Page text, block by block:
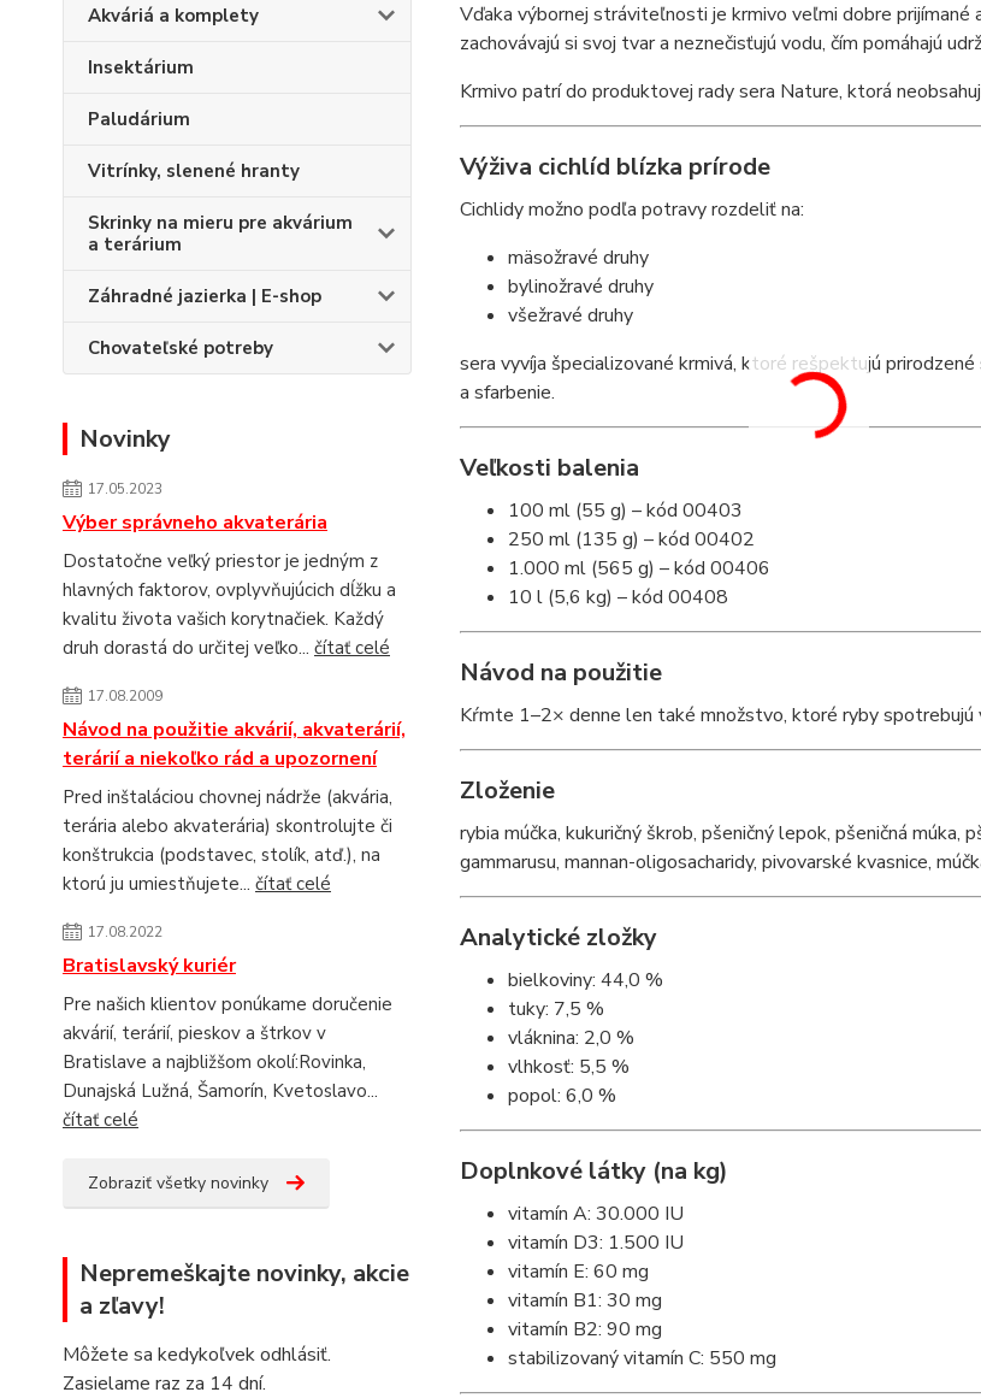
Akváriá a komplety
Insektárium
Paludárium
Vitrínky, slenené hranty
Skrinky na mieru pre akvárium
a terárium
Záhradné jazierka | E-shop
Chovateľské potreby
Novinky
17.05.2023
Výber správneho akvaterária
Dostatočne veľký priestor je jedným z
hlavných faktorov, ovplyvňujúcich dĺžku a
kvalitu života vašich korytnačiek. Každý
druh dorastá do určitej veľko... čítať celé
17.08.2009
Návod na použitie akvárií, akvaterárií,
terárií a niekoľko rád a upozornení
Pred inštaláciou chovnej nádrže (akvária,
terária alebo akvaterária) skontrolujte či
konštrukcia (podstavec, stolík, atď.), na
ktorú ju umiestňujete... čítať celé
17.08.2022
Bratislavský kuriér
Pre našich klientov ponúkame doručenie
akvárií, terárií, pieskov a štrkov v
Bratislave a najbližšom okolí:Rovinka,
Dunajská Lužná, Šamorín, Kvetoslavo...
čítať celé
Zobraziť všetky novinky
Nepremeškajte novinky, akcie
a zľavy!
Môžete sa kedykoľvek odhlásiť.
Zasielame raz za 14 dní.
Vďaka výbornej stráviteľnosti je krmivo veľmi dobre prijímané
zachovávajú si svoj tvar a neznečisťujú vodu, čím pomáhajú
Krmivo patrí do produktovej rady sera Nature, ktorá
Výživa cichlíd blízka prírode
Cichlidy možno podľa potravy rozdeliť na:
mäsožravé druhy
bylinožravé druhy
všežravé druhy
sera vyvíja špecializované krmivá, ktoré rešpektujú
a sfarbenie.
Veľkosti balenia
100 ml (55 g) – kód 00403
250 ml (135 g) – kód 00402
1.000 ml (565 g) – kód 00406
10 l (5,6 kg) – kód 00408
Návod na použitie
Kŕmte 1–2× denne len také množstvo, ktoré ryby spotrebujú
Zloženie
rybia múčka, kukuričný škrob, pšeničný lepok, pšeničná múka,
gammarusu, mannan-oligosacharidy, pivovarské kvasnice,
Analytické zložky
bielkoviny: 44,0 %
tuky: 7,5 %
vláknina: 2,0 %
vlhkosť: 5,5 %
popol: 6,0 %
Doplnkové látky (na kg)
vitamín A: 30.000 IU
vitamín D3: 1.500 IU
vitamín E: 60 mg
vitamín B1: 30 mg
vitamín B2: 90 mg
stabilizovaný vitamín C: 550 mg